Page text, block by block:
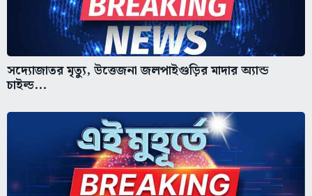
সদ্যোজাতর মৃত্যু, উত্তেজনা জলপাইগুড়ির মাদার অ্যান্ড
চাইল্ড...